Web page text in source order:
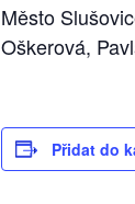
Město
Oškerová,
Přidat do